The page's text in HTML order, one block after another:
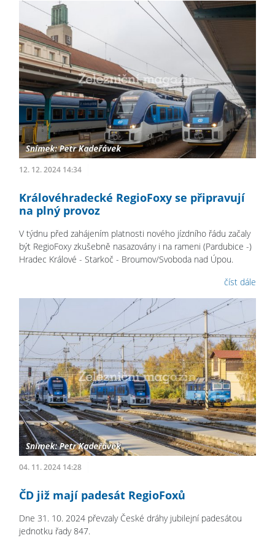
12. 12. 2024 14:34
Královéhradecké RegioFoxy se připravují
na plný provoz
V týdnu před zahájením platnosti nového jízdního řádu začaly
být RegioFoxy zkušebně nasazovány i na rameni (Pardubice -)
Hradec Králové - Starkoč - Broumov/Svoboda nad Úpou.
číst dále
04. 11. 2024 14:28
ČD již mají padesát RegioFoxů
Dne 31. 10. 2024 převzaly České dráhy jubilejní padesátou
jednotku řady 847.